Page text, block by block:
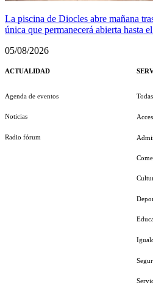
La piscina de Diocles abre mañana
única que permanecerá abierta hasta
05/08/2026
ACTUALIDAD
Agenda de eventos
Noticias
Radio fórum